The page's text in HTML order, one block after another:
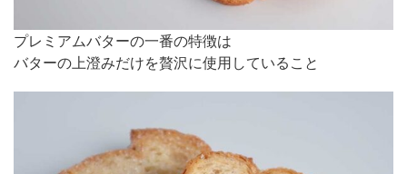
プレミアムバターの一番の特徴は
バターの上澄みだけを贅沢に使用していること